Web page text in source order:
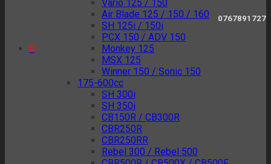
0767891727
0
Vario 125 / 150
Air Blade 125 / 150 / 160
SH 125i / 150i
PCX 150 / ADV 150
Monkey 125
MSX 125
Winner 150 / Sonic 150
175-600cc
SH 300i
SH 350i
CB150R / CB300R
CBR250R
CBR250RR
Rebel 300 / Rebel 500